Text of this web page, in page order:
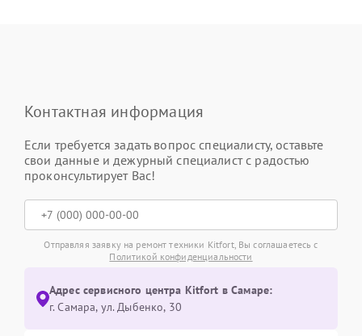
Контактная информация
Если требуется задать вопрос специалисту, оставьте
свои данные и дежурный специалист с радостью
проконсультирует Вас!
Отправляя заявку на ремонт техники Kitfort, Вы соглашаетесь с
Политикой конфиденциальности
Адрес сервисного центра Kitfort в Самаре:
г. Самара, ул. Дыбенко, 30